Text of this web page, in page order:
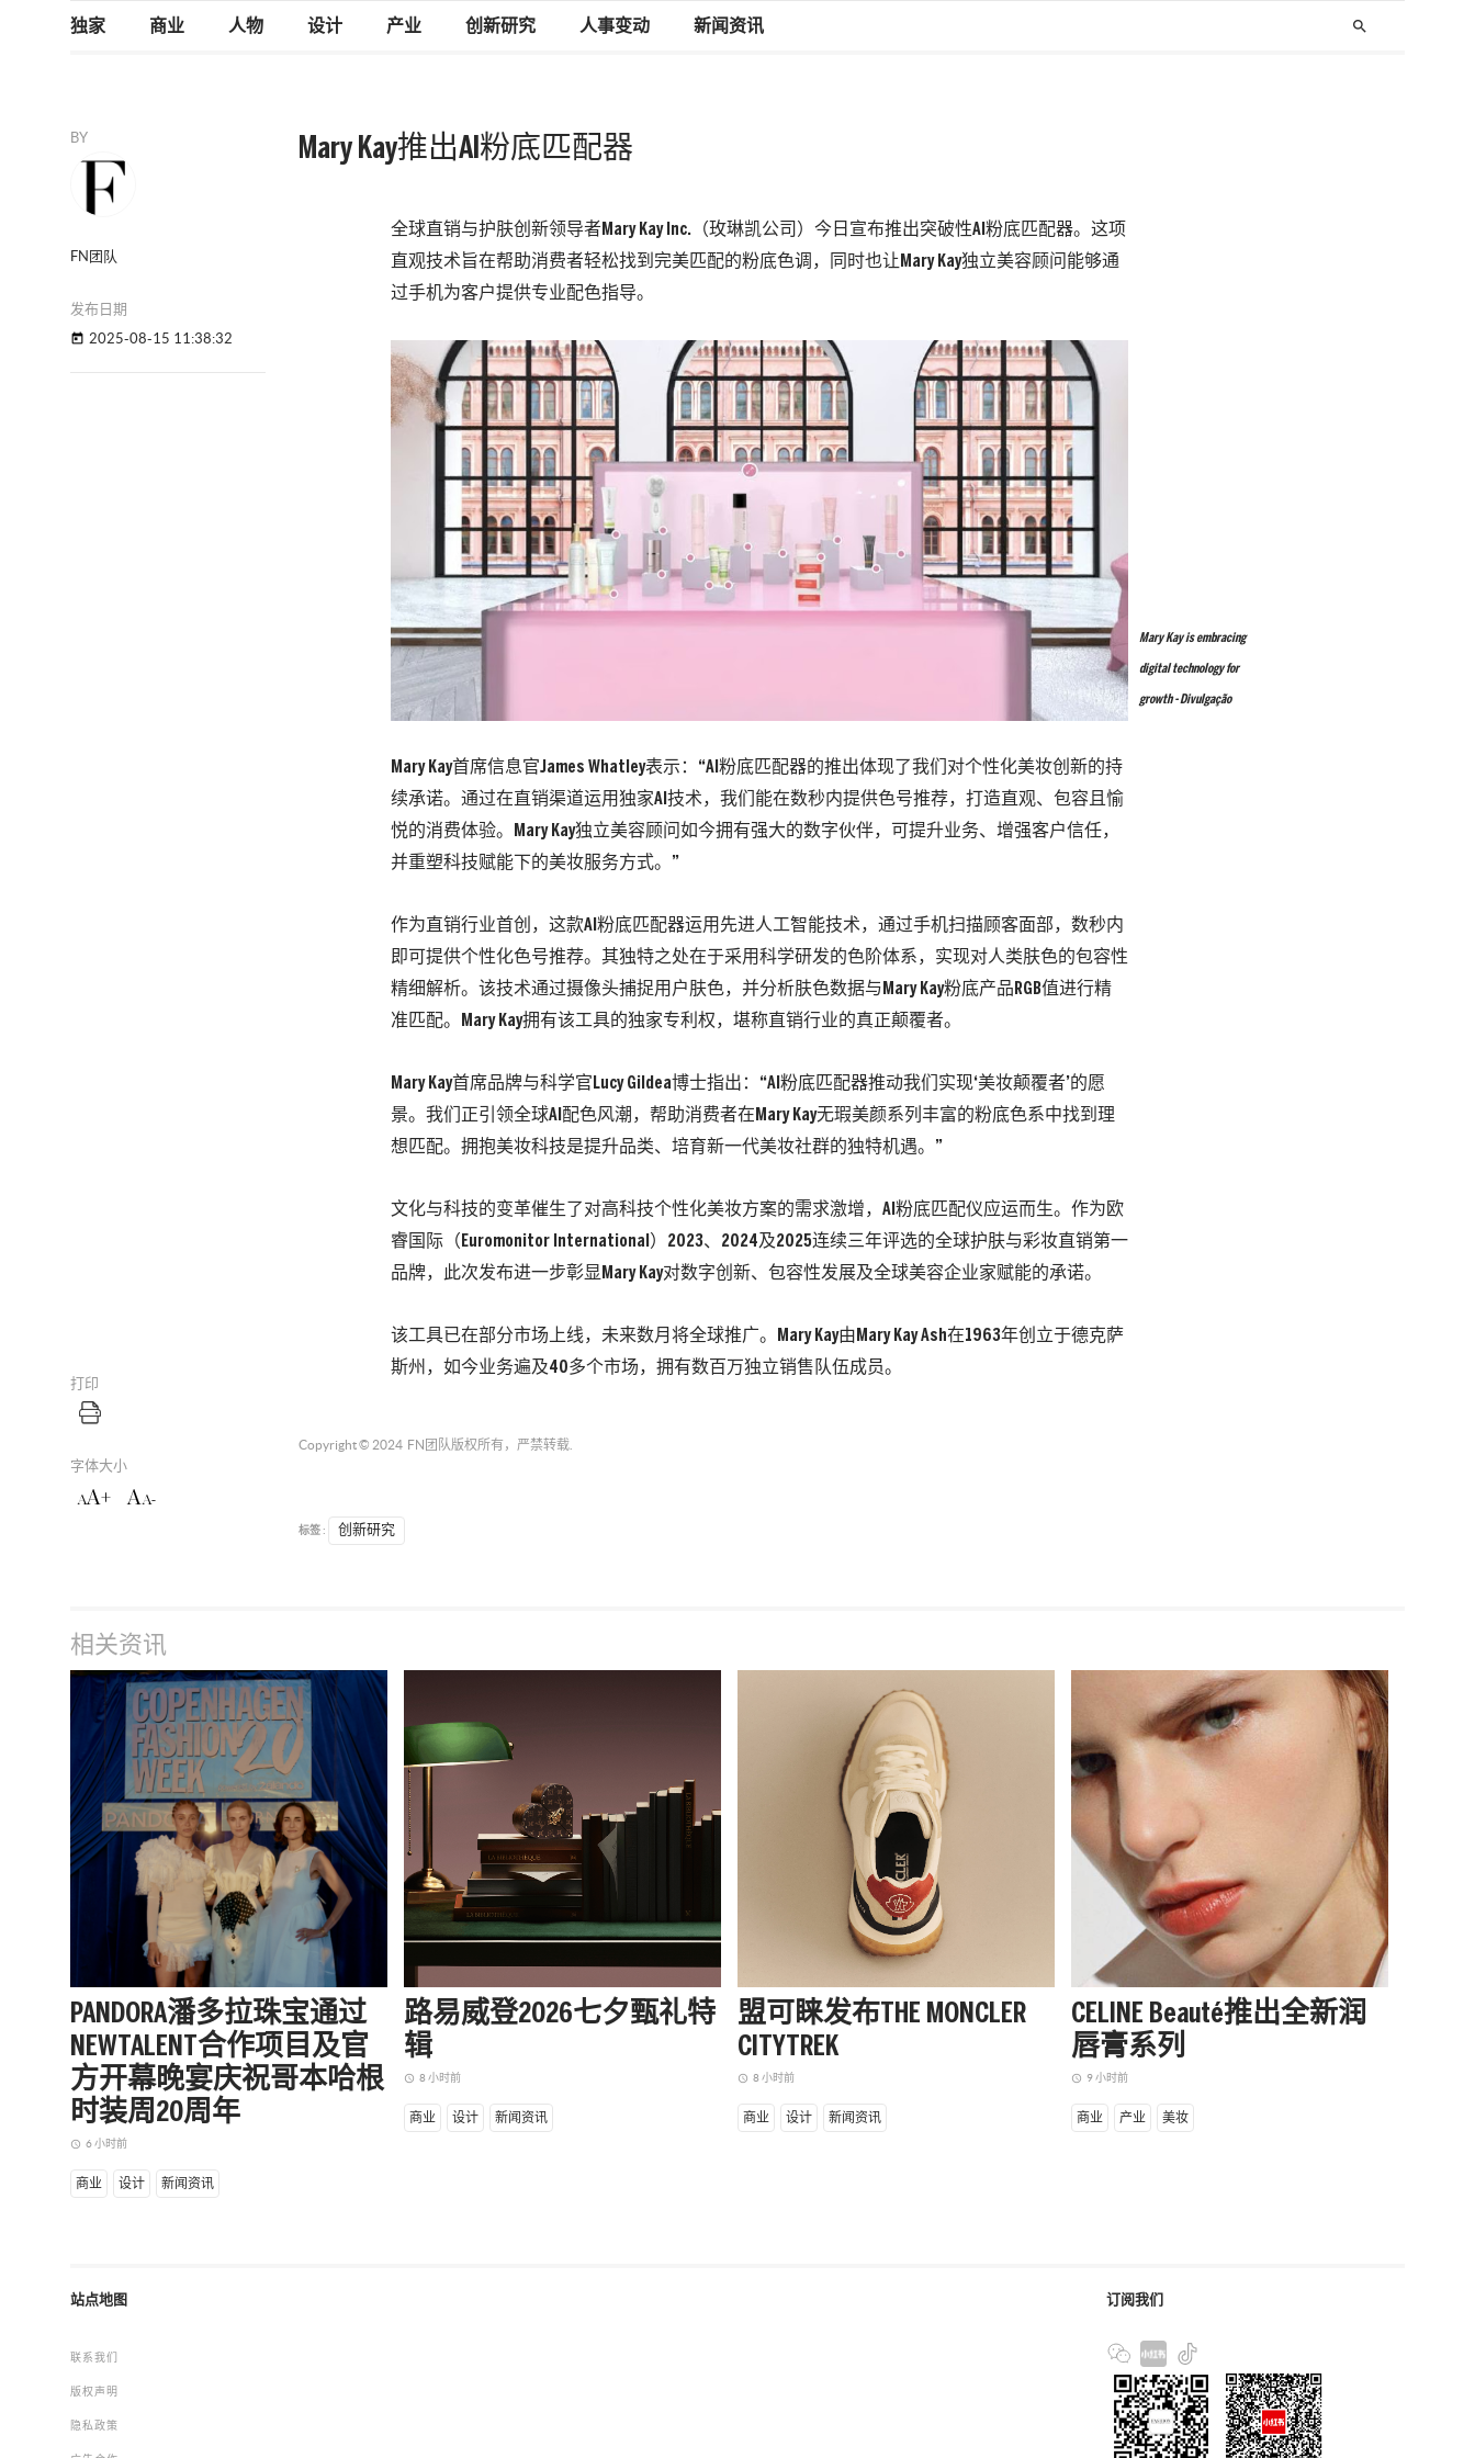
独家 商业 人物 设计 产业 创新研究 人事变动 新闻资讯 search
BY
FN团队
发布日期
today 2025-08-15 11:38:32
打印
字体大小
AA+ AA-
Mary Kay推出AI粉底匹配器
全球直销与护肤创新领导者Mary Kay Inc.（玫琳凯公司）今日宣布推出突破性AI粉底匹配器。这项
直观技术旨在帮助消费者轻松找到完美匹配的粉底色调，同时也让Mary Kay独立美容顾问能够通
过手机为客户提供专业配色指导。
Mary Kay is embracing
digital technology for
growth - Divulgação
Mary Kay首席信息官James Whatley表示：“AI粉底匹配器的推出体现了我们对个性化美妆创新的持
续承诺。通过在直销渠道运用独家AI技术，我们能在数秒内提供色号推荐，打造直观、包容且愉
悦的消费体验。Mary Kay独立美容顾问如今拥有强大的数字伙伴，可提升业务、增强客户信任，
并重塑科技赋能下的美妆服务方式。”
作为直销行业首创，这款AI粉底匹配器运用先进人工智能技术，通过手机扫描顾客面部，数秒内
即可提供个性化色号推荐。其独特之处在于采用科学研发的色阶体系，实现对人类肤色的包容性
精细解析。该技术通过摄像头捕捉用户肤色，并分析肤色数据与Mary Kay粉底产品RGB值进行精
准匹配。Mary Kay拥有该工具的独家专利权，堪称直销行业的真正颠覆者。
Mary Kay首席品牌与科学官Lucy Gildea博士指出：“AI粉底匹配器推动我们实现‘美妆颠覆者’的愿
景。我们正引领全球AI配色风潮，帮助消费者在Mary Kay无瑕美颜系列丰富的粉底色系中找到理
想匹配。拥抱美妆科技是提升品类、培育新一代美妆社群的独特机遇。”
文化与科技的变革催生了对高科技个性化美妆方案的需求激增，AI粉底匹配仪应运而生。作为欧
睿国际（Euromonitor International）2023、2024及2025连续三年评选的全球护肤与彩妆直销第一
品牌，此次发布进一步彰显Mary Kay对数字创新、包容性发展及全球美容企业家赋能的承诺。
该工具已在部分市场上线，未来数月将全球推广。Mary Kay由Mary Kay Ash在1963年创立于德克萨
斯州，如今业务遍及40多个市场，拥有数百万独立销售队伍成员。
Copyright © 2024 FN团队 版权所有，严禁转载.
标签 : 创新研究
相关资讯
PANDORA潘多拉珠宝通过
NEWTALENT合作项目及官
方开幕晚宴庆祝哥本哈根
时装周20周年
access_time 6 小时前
商业 设计 新闻资讯
路易威登2026七夕甄礼特
辑
access_time 8 小时前
商业 设计 新闻资讯
盟可睐发布THE MONCLER
CITYTREK
access_time 8 小时前
商业 设计 新闻资讯
CELINE Beauté推出全新润
唇膏系列
access_time 9 小时前
商业 产业 美妆
订阅我们
站点地图
联系我们
版权声明
隐私政策